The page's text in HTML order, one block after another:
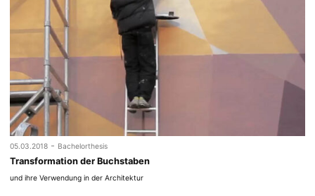
05.03.2018 - Bachelorthesis
Transformation der Buchstaben
und ihre Verwendung in der Architektur